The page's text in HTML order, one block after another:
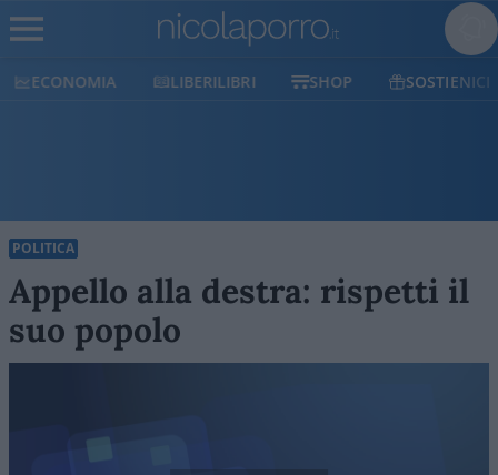
ECONOMIA LIBERILIBRI SHOP SOSTIENICI
POLITICA
Appello alla destra: rispetti il
suo popolo